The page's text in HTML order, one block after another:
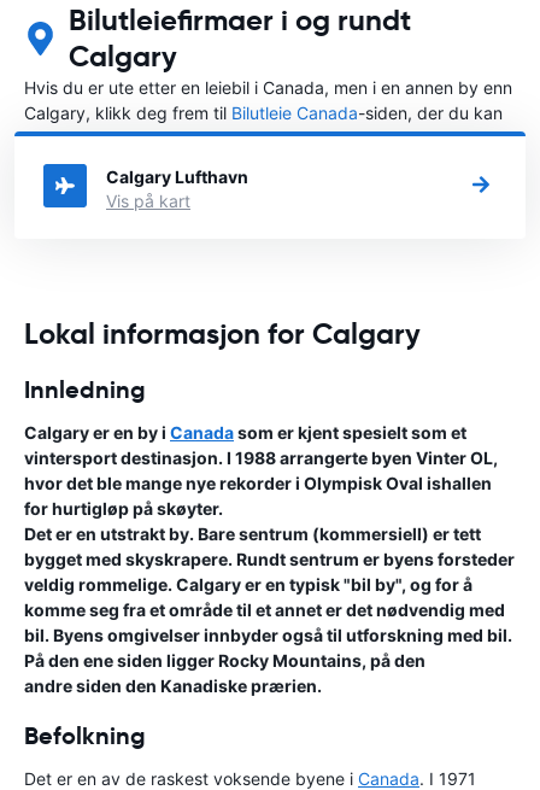
Bilutleiefirmaer i og rundt
Calgary
Hvis du er ute etter en leiebil i Canada, men i en annen by enn
Calgary, klikk deg frem til Bilutleie Canada-siden, der du kan
velge byen i Canada der du vil leie en bil.
Calgary Lufthavn
Vis på kart
Lokal informasjon for Calgary
Innledning
Calgary er en by i Canadasom er kjent spesielt som et
vintersport destinasjon. I 1988 arrangerte byen Vinter OL,
hvor det ble mange nye rekorder i Olympisk Oval ishallen
for hurtigløp på skøyter.
Det er en utstrakt by. Bare sentrum (kommersiell) er tett
bygget med skyskrapere. Rundt sentrum er byens forsteder
veldig rommelige. Calgary er en typisk "bil by", og for å
komme seg fra et område til et annet er det nødvendig med
bil. Byens omgivelser innbyder også til utforskning med bil.
På den ene siden ligger Rocky Mountains, på den
andre siden den Kanadiske prærien.
Befolkning
Det er en av de raskest voksende byene i Canada. I 1971